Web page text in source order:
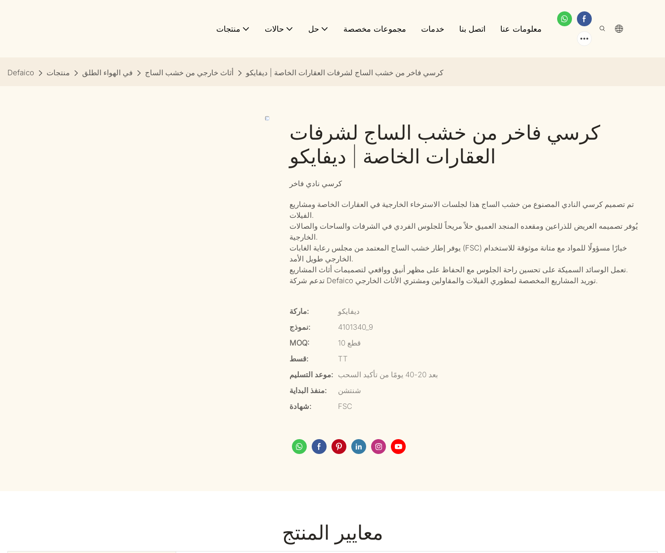
منتجات حالات حل مجموعات مخصصة خدمات اتصل بنا معلومات عنا
Defaico منتجات في الهواء الطلق أثاث خارجي من خشب الساج كرسي فاخر من خشب الساج لشرفات العقارات الخاصة | ديفايكو
كرسي فاخر من خشب الساج لشرفات
العقارات الخاصة | ديفايكو
كرسي نادي فاخر
تم تصميم كرسي النادي المصنوع من خشب الساج هذا لجلسات الاسترخاء الخارجية في العقارات الخاصة ومشاريع
الفيلات.
يُوفر تصميمه العريض للذراعين ومقعده المنجد العميق حلاً مريحاً للجلوس الفردي في الشرفات والساحات والصالات
الخارجية.
يوفر إطار خشب الساج المعتمد من مجلس رعاية الغابات (FSC) خيارًا مسؤولًا للمواد مع متانة موثوقة للاستخدام
الخارجي طويل الأمد.
تعمل الوسائد السميكة على تحسين راحة الجلوس مع الحفاظ على مظهر أنيق وواقعي لتصميمات أثاث المشاريع.
تدعم شركة Defaico توريد المشاريع المخصصة لمطوري الفيلات والمقاولين ومشتري الأثاث الخارجي.
ماركة:
ديفايكو
نموذج:
4101340_9
MOQ:
10 قطع
قسط:
TT
موعد التسليم:
بعد 20-40 يومًا من تأكيد السحب
منفذ البداية:
شنتشن
شهادة:
FSC
معايير المنتج